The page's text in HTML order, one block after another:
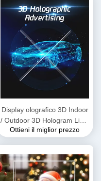
Display olografico 3D Indoor
/ Outdoor 3D Hologram Light
Fan Computer Interattivo
Ottieni il miglior prezzo